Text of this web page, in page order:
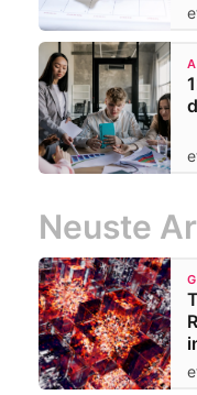
Neuste